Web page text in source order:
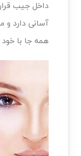
داخل جیب
آسانی دارد و
همه جا با خود